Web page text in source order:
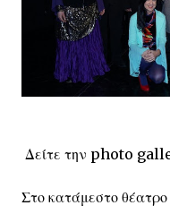
Δείτε την photo
Στο κατάμεστο